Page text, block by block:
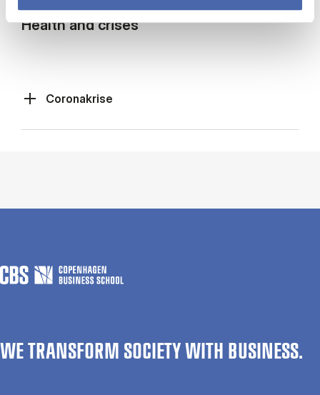
Health and crises
Coronakrise
WE TRANSFORM SOCIETY WITH BUSINESS.